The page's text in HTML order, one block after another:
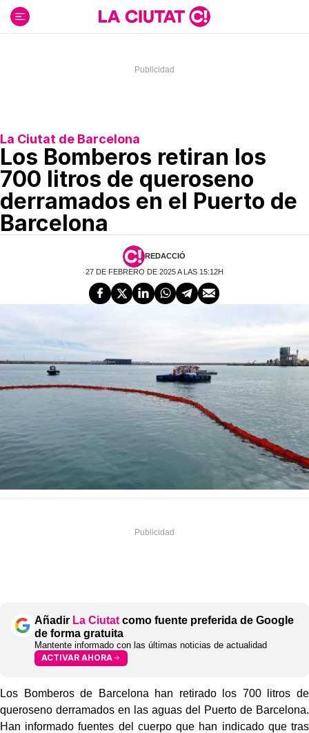
contenido
La Ciutat de Barcelona
Los Bomberos retiran los
700 litros de queroseno
derramados en el Puerto de
Barcelona
REDACCIÓ
27 DE FEBRERO DE 2025 A LAS 15:12H
Añadir La Ciutat como fuente preferida de Google
de forma gratuita
Mantente informado con las últimas noticias de actualidad
ACTIVAR AHORA
Los Bomberos de Barcelona han retirado los 700 litros de
queroseno derramados en las aguas del Puerto de Barcelona.
Han informado fuentes del cuerpo que han indicado que tras